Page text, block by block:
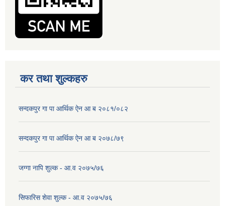
कर तथा शुल्कहरु
सन्दकपुर गा पा आर्थिक ऐन आ ब २०८१/०८२
सन्दकपुर गा पा आर्थिक ऐन आ ब २०७८/७९
जग्गा नापि शुल्क - आ.व २०७५/७६
सिफारिस शेवा शुल्क - आ.व २०७५/७६